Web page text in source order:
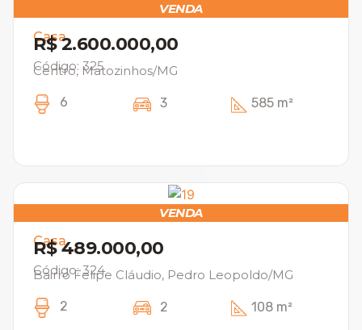
VENDA
Casa
R$ 2.600.000,00
Código: 325
Centro, Matozinhos/MG
6 3 585 m²
VENDA
Casa
R$ 489.000,00
Código: 324
Bairro Felipe Cláudio, Pedro Leopoldo/MG
2 2 108 m²